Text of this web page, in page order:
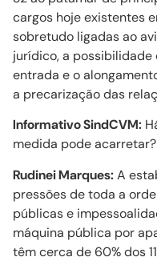
cargos hoje existentes
sobretudo ligadas ao
jurídico, a
entrada e o
a precarização das
Informativo SindCVM:
medida pode acarretar?
Rudinei Marques:A
pressões de toda a
públicas e
máquina pública por
têm cerca de 60% dos